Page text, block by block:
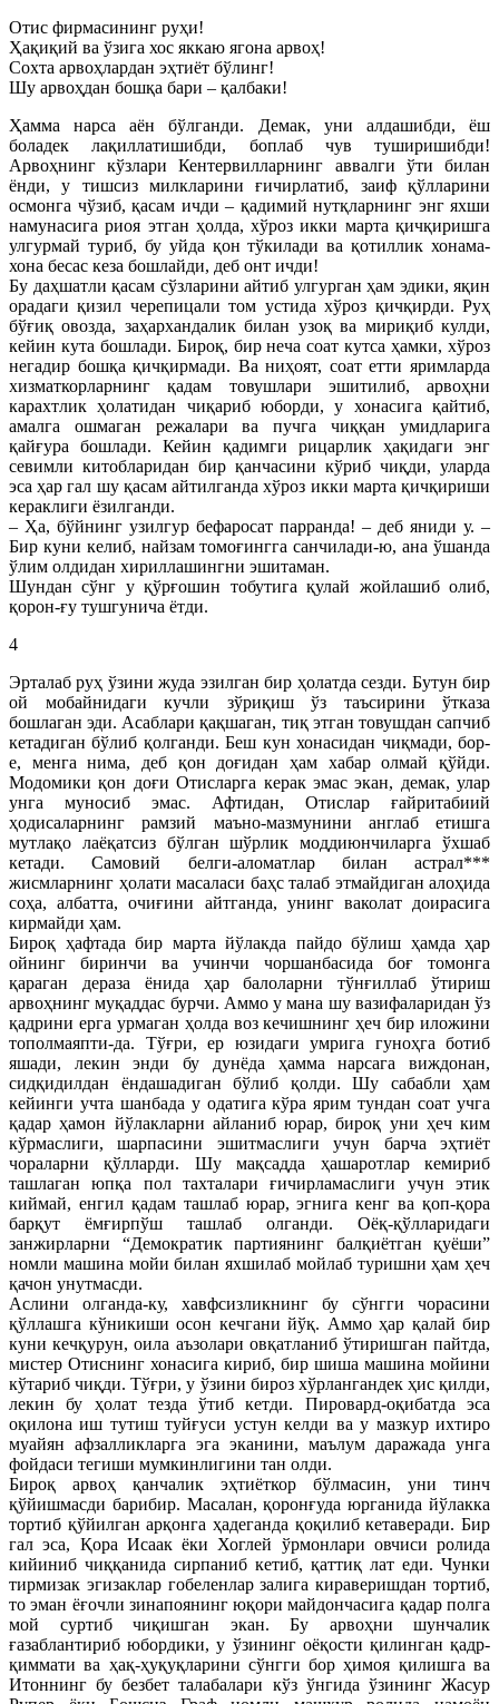
Отис фирмасининг руҳи!
Ҳақиқий ва ўзига хос яккаю ягона арвоҳ!
Сохта арвоҳлардан эҳтиёт бўлинг!
Шу арвоҳдан бошқа бари – қалбаки!
Ҳамма нарса аён бўлганди. Демак, уни алдашибди, ёш
боладек лақиллатишибди, боплаб чув туширишибди!
Арвоҳнинг кўзлари Кентервилларнинг аввалги ўти билан
ёнди, у тишсиз милкларини ғичирлатиб, заиф қўлларини
осмонга чўзиб, қасам ичди – қадимий нутқларнинг энг яхши
намунасига риоя этган ҳолда, хўроз икки марта қичқиришга
улгурмай туриб, бу уйда қон тўкилади ва қотиллик хонама-
хона бесас кеза бошлайди, деб онт ичди!
Бу даҳшатли қасам сўзларини айтиб улгурган ҳам эдики, яқин
орадаги қизил черепицали том устида хўроз қичқирди. Руҳ
бўғиқ овозда, заҳархандалик билан узоқ ва мириқиб кулди,
кейин кута бошлади. Бироқ, бир неча соат кутса ҳамки, хўроз
негадир бошқа қичқирмади. Ва ниҳоят, соат етти яримларда
хизматкорларнинг қадам товушлари эшитилиб, арвоҳни
карахтлик ҳолатидан чиқариб юборди, у хонасига қайтиб,
амалга ошмаган режалари ва пучга чиққан умидларига
қайғура бошлади. Кейин қадимги рицарлик ҳақидаги энг
севимли китобларидан бир қанчасини кўриб чиқди, уларда
эса ҳар гал шу қасам айтилганда хўроз икки марта қичқириши
кераклиги ёзилганди.
– Ҳа, бўйнинг узилгур бефаросат парранда! – деб яниди у. –
Бир куни келиб, найзам томоғингга санчилади-ю, ана ўшанда
ўлим олдидан хириллашингни эшитаман.
Шундан сўнг у қўрғошин тобутига қулай жойлашиб олиб,
қорон-ғу тушгунича ётди.
4
Эрталаб руҳ ўзини жуда эзилган бир ҳолатда сезди. Бутун бир
ой мобайнидаги кучли зўриқиш ўз таъсирини ўтказа
бошлаган эди. Асаблари қақшаган, тиқ этган товушдан сапчиб
кетадиган бўлиб қолганди. Беш кун хонасидан чиқмади, бор-
е, менга нима, деб қон доғидан ҳам хабар олмай қўйди.
Модомики қон доғи Отисларга керак эмас экан, демак, улар
унга муносиб эмас. Афтидан, Отислар ғайритабиий
ҳодисаларнинг рамзий маъно-мазмунини англаб етишга
мутлақо лаёқатсиз бўлган шўрлик моддиюнчиларга ўхшаб
кетади. Самовий белги-аломатлар билан астрал***
жисмларнинг ҳолати масаласи баҳс талаб этмайдиган алоҳида
соҳа, албатта, очиғини айтганда, унинг ваколат доирасига
кирмайди ҳам.
Бироқ ҳафтада бир марта йўлакда пайдо бўлиш ҳамда ҳар
ойнинг биринчи ва учинчи чоршанбасида боғ томонга
қараган дераза ёнида ҳар балоларни тўнғиллаб ўтириш
арвоҳнинг муқаддас бурчи. Аммо у мана шу вазифаларидан ўз
қадрини ерга урмаган ҳолда воз кечишнинг ҳеч бир иложини
тополмаяпти-да. Тўғри, ер юзидаги умрига гуноҳга ботиб
яшади, лекин энди бу дунёда ҳамма нарсага виждонан,
сидқидилдан ёндашадиган бўлиб қолди. Шу сабабли ҳам
кейинги учта шанбада у одатига кўра ярим тундан соат учга
қадар ҳамон йўлакларни айланиб юрар, бироқ уни ҳеч ким
кўрмаслиги, шарпасини эшитмаслиги учун барча эҳтиёт
чораларни қўлларди. Шу мақсадда ҳашаротлар кемириб
ташлаган юпқа пол тахталари ғичирламаслиги учун этик
киймай, енгил қадам ташлаб юрар, эгнига кенг ва қоп-қора
барқут ёмғирпўш ташлаб олганди. Оёқ-қўлларидаги
занжирларни “Демократик партиянинг балқиётган қуёши”
номли машина мойи билан яхшилаб мойлаб туришни ҳам ҳеч
қачон унутмасди.
Аслини олганда-ку, хавфсизликнинг бу сўнгги чорасини
қўллашга кўникиши осон кечгани йўқ. Аммо ҳар қалай бир
куни кечқурун, оила аъзолари овқатланиб ўтиришган пайтда,
мистер Отиснинг хонасига кириб, бир шиша машина мойини
кўтариб чиқди. Тўғри, у ўзини бироз хўрлангандек ҳис қилди,
лекин бу ҳолат тезда ўтиб кетди. Пировард-оқибатда эса
оқилона иш тутиш туйғуси устун келди ва у мазкур ихтиро
муайян афзалликларга эга эканини, маълум даражада унга
фойдаси тегиши мумкинлигини тан олди.
Бироқ арвоҳ қанчалик эҳтиёткор бўлмасин, уни тинч
қўйишмасди барибир. Масалан, қоронғуда юрганида йўлакка
тортиб қўйилган арқонга ҳадеганда қоқилиб кетаверади. Бир
гал эса, Қора Исаак ёки Хоглей ўрмонлари овчиси ролида
кийиниб чиққанида сирпаниб кетиб, қаттиқ лат еди. Чунки
тирмизак эгизаклар гобеленлар залига кираверишдан тортиб,
то эман ёғочли зинапоянинг юқори майдончасига қадар полга
мой суртиб чиқишган экан. Бу арвоҳни шунчалик
ғазаблантириб юбордики, у ўзининг оёқости қилинган қадр-
қиммати ва ҳақ-ҳуқуқларини сўнгги бор ҳимоя қилишга ва
Итоннинг бу безбет талабалари кўз ўнгида ўзининг Жасур